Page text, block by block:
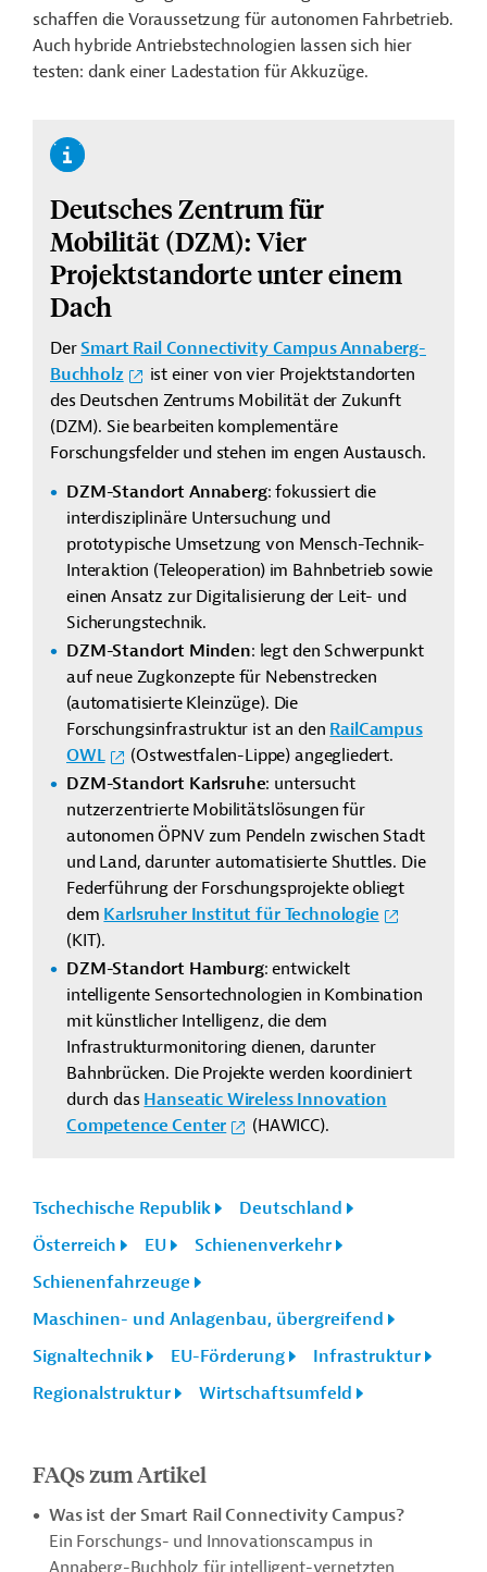
schaffen die Voraussetzung für autonomen Fahrbetrieb.
Auch hybride Antriebstechnologien lassen sich hier
testen: dank einer Ladestation fürAkkuzüge.
Deutsches Zentrum für
Mobilität (DZM): Vier
Projektstandorte unter einem
Dach
Der Smart Rail Connectivity Campus Annaberg-
Buchholz
ist einer von vier Projektstandorten
des Deutschen Zentrums Mobilität der Zukunft
(DZM). Sie bearbeiten komplementäre
Forschungsfelder und stehen im engen Austausch.
DZM-Standort Annaberg: fokussiert die
interdisziplinäre Untersuchung und
prototypische Umsetzung von Mensch-Technik-
Interaktion (Teleoperation) im Bahnbetrieb sowie
einen Ansatz zur Digitalisierung der Leit- und
Sicherungstechnik.
DZM-Standort Minden: legt den Schwerpunkt
auf neue Zugkonzepte für Nebenstrecken
(automatisierte Kleinzüge). Die
Forschungsinfrastruktur ist an den RailCampus
OWL
(Ostwestfalen-Lippe) angegliedert.
DZM-Standort Karlsruhe: untersucht
nutzerzentrierte Mobilitätslösungen für
autonomen ÖPNV zum Pendeln zwischen Stadt
und Land, darunter automatisierte Shuttles. Die
Federführung der Forschungsprojekte obliegt
dem Karlsruher Institut für Technologie
(KIT).
DZM-Standort Hamburg: entwickelt
intelligente Sensortechnologien in Kombination
mit künstlicher Intelligenz, die dem
Infrastrukturmonitoring dienen, darunter
Bahnbrücken. Die Projekte werden koordiniert
durch das Hanseatic Wireless Innovation
Competence Center
(HAWICC).
Tschechische Republik
Deutschland
Österreich
EU
Schienenverkehr
Schienenfahrzeuge
Maschinen- und Anlagenbau, übergreifend
Signaltechnik
EU-Förderung
Infrastruktur
Regionalstruktur
Wirtschaftsumfeld
FAQs zum Artikel
Was ist der Smart Rail Connectivity Campus?
Ein Forschungs- und Innovationscampus in
Annaberg-Buchholz für intelligent-vernetzten